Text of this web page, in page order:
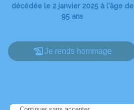
décédée le 2 janvier 2025 à l'âge de
95 ans
Je rends hommage